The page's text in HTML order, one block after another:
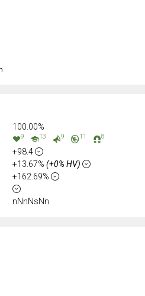
100.00%
9 13 9 11 8
+98.4
+13.67% (+0% HV)
+162.69%
nNnNsNn